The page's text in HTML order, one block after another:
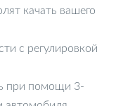
качать вашего
с регулировкой
при помощи 3-